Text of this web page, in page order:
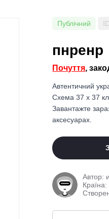
Публічний
пнренр
Почуття,
Автентичний
Схема 37 x 37
Завантажте
аксесуарах.
Автор:
Країна: